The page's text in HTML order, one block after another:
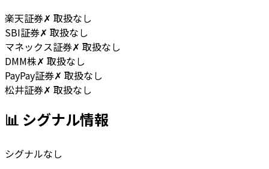
楽天証券✗ 取扱なし
SBI証券✗ 取扱なし
マネックス証券✗ 取扱なし
DMM株✗ 取扱なし
PayPay証券✗ 取扱なし
松井証券✗ 取扱なし
📊 シグナル情報
シグナルなし